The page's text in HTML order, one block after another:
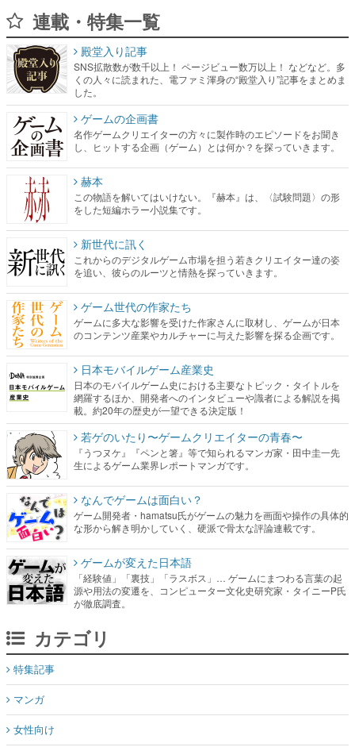
連載・特集一覧
殿堂入り記事
SNS拡散数が数千以上！ ページビュー数万以上！ などなど。多
くの人々に読まれた、電ファミ渾身の“殿堂入り”記事をまとめま
した。
ゲームの企画書
名作ゲームクリエイターの方々に製作時のエピソードをお聞き
し、ヒットする企画（ゲーム）とは何か？を探っていきます。
赫本
この物語を解いてはいけない。『赫本』は、〈試験問題〉の形
をした短編ホラー小説集です。
新世代に訊く
これからのデジタルゲーム市場を担う若きクリエイター達の姿
を追い、彼らのルーツと情熱を探っていきます。
ゲーム世代の作家たち
ゲームに多大な影響を受けた作家さんに取材し、ゲームが日本
のコンテンツ産業やカルチャーに与えた影響を探る企画です。
日本モバイルゲーム産業史
日本のモバイルゲーム史における主要なトピック・タイトルを
網羅するほか、開発者へのインタビューや識者による解説を掲
載。約20年の歴史が一望できる決定版！
若ゲのいたり〜ゲームクリエイターの青春〜
『うつヌケ』『ペンと箸』等で知られるマンガ家・田中圭一先
生によるゲーム業界レポートマンガです。
なんでゲームは面白い？
ゲーム開発者・hamatsu氏がゲームの魅力を画面や操作の具体的
な形から解き明かしていく、硬派で骨太な評論連載です。
ゲームが変えた日本語
「経験値」「裏技」「ラスボス」… ゲームにまつわる言葉の起
源や用法の変遷を、コンピューター文化史研究家・タイニーP氏
が徹底調査。
カテゴリ
特集記事
マンガ
女性向け